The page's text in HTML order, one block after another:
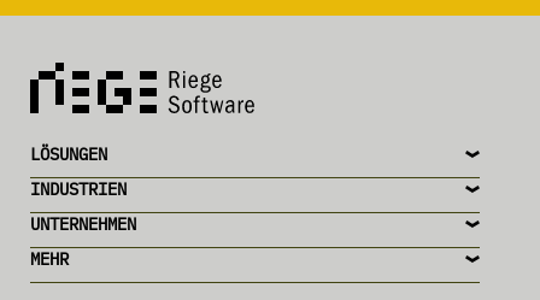
MEHR
UNTERNEHMEN
INDUSTRIEN
LÖSUNGEN